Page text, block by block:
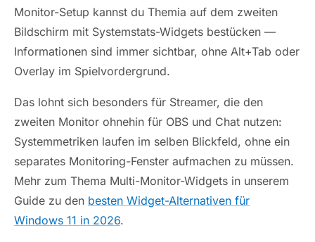
Monitor-Setup kannst du Themia auf dem zweiten
Bildschirm mit Systemstats-Widgets bestücken —
Informationen sind immer sichtbar, ohne Alt+Tab oder
Overlay im Spielvordergrund.
Das lohnt sich besonders für Streamer, die den
zweiten Monitor ohnehin für OBS und Chat nutzen:
Systemmetriken laufen im selben Blickfeld, ohne ein
separates Monitoring-Fenster aufmachen zu müssen.
Mehr zum Thema Multi-Monitor-Widgets in unserem
Guide zu den besten Widget-Alternativen für
Windows 11 in 2026.